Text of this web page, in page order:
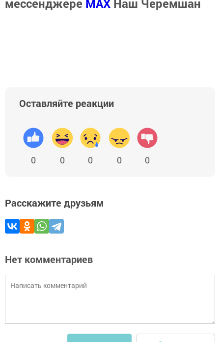
мессенджере MАХ Наш Черемшан
Оставляйте реакции
0 0 0 0 0
Расскажите друзьям
Нет комментариев